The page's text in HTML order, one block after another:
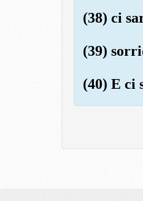
(38) ci
(39)
(40) E ci